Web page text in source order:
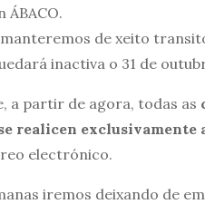
ÁBACO.
de xeito
inactiva o 31 de
a partir de agora, todas as
realicen exclusivamente
electrónico.
iremos deixando de